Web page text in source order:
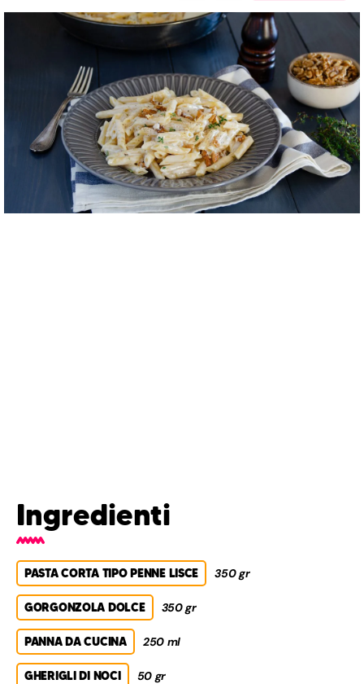
Ingredienti
PASTA CORTA TIPO PENNE LISCE 350 gr
GORGONZOLA DOLCE 350 gr
PANNA DA CUCINA 250 ml
GHERIGLI DI NOCI 50 gr